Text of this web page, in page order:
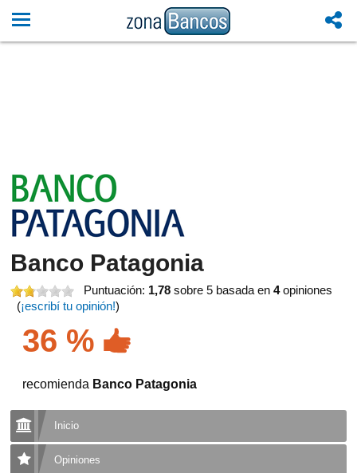
Banco Patagonia
Puntuación: 1,78 sobre 5 basada en4opiniones
(¡escribí tu opinión!)
36 %
recomienda Banco Patagonia
Inicio
Opiniones